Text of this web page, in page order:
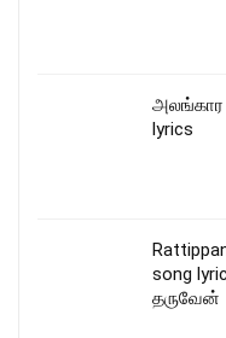
அலங்கார
lyrics
song
தருவேன்